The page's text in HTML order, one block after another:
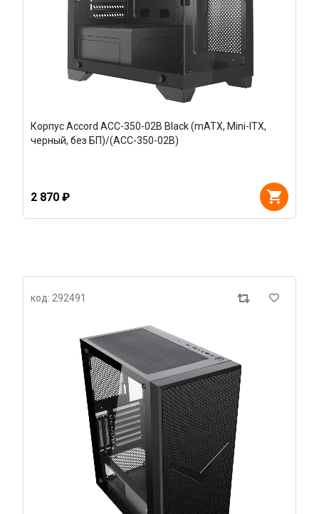
Корпус Accord ACC-350-02B Black (mATX, Mini-ITX,
черный, без БП)/(ACC-350-02B)
2 870 ₽
код: 292491